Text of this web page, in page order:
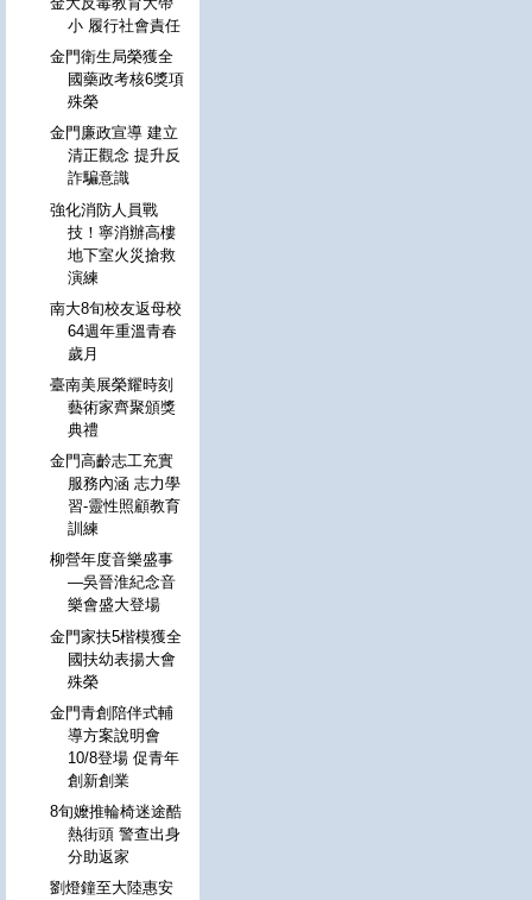
小 履行社會責任
金門衛生局榮獲全
國藥政考核6獎項
殊榮
金門廉政宣導 建立
清正觀念 提升反
詐騙意識
強化消防人員戰
技！寧消辦高樓
地下室火災搶救
演練
南大8旬校友返母校
64週年重溫青春
歲月
臺南美展榮耀時刻
藝術家齊聚頒獎
典禮
金門高齡志工充實
服務內涵 志力學
習-靈性照顧教育
訓練
柳營年度音樂盛事
—吳晉淮紀念音
樂會盛大登場
金門家扶5楷模獲全
國扶幼表揚大會
殊榮
金門青創陪伴式輔
導方案說明會
10/8登場 促青年
創新創業
8旬嬤推輪椅迷途酷
熱街頭 警查出身
分助返家
劉燈鐘至大陸惠安